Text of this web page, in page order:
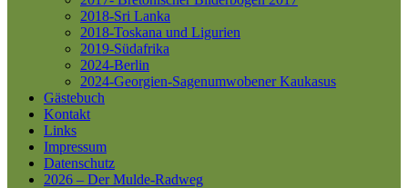
2018-Sri Lanka
2018-Toskana und Ligurien
2019-Südafrika
2024-Berlin
2024-Georgien-Sagenumwobener Kaukasus
Gästebuch
Kontakt
Links
Impressum
Datenschutz
2026 – Der Mulde-Radweg